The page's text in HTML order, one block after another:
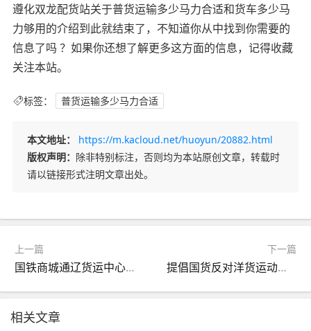
遵化双龙配货站关于普货运输多少马力合适和货车多少马
力够用的介绍到此就结束了，不知道你从中找到你需要的
信息了吗 ？如果你还想了解更多这方面的信息，记得收藏
关注本站。
标签： 普货运输多少马力合适
本文地址：
https://m.kacloud.net/huoyun/20882.html
版权声明： 除非特别标注，否则均为本站原创文章，转载时
请以链接形式注明文章出处。
上一篇
国铁商城通辽货运中心（通辽铁路货运中心总经理）
下一篇
提倡国货反对洋货运动事例（反对洋务运动的言论）
相关文章